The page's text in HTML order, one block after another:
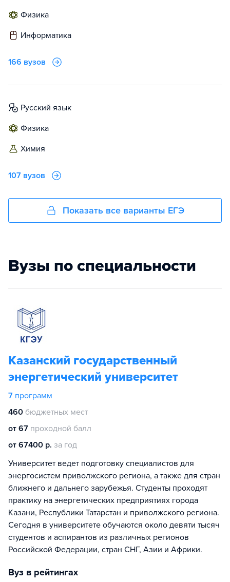
физика
информатика
166 вузов
русский язык
физика
химия
107 вузов
Показать все варианты ЕГЭ
Вузы по специальности
Казанский государственный
энергетический университет
7 программ
460 бюджетных мест
от 67 проходной балл
от 67400 р. за год
Университет ведет подготовку специалистов для
энергосистем приволжского региона, а также для стран
ближнего и дальнего зарубежья. Студенты проходят
практику на энергетических предприятиях города
Казани, Республики Татарстан и приволжского региона.
Сегодня в университете обучаются около девяти тысяч
студентов и аспирантов из различных регионов
Российской Федерации, стран СНГ, Азии и Африки.
Вуз в рейтингах